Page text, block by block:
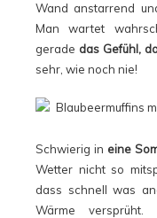
Wand anstarrend
Man wartet
gerade das Gefühl,
sehr, wie noch nie!
Schwierig in eine
Wetter nicht so
dass schnell was
Wärme